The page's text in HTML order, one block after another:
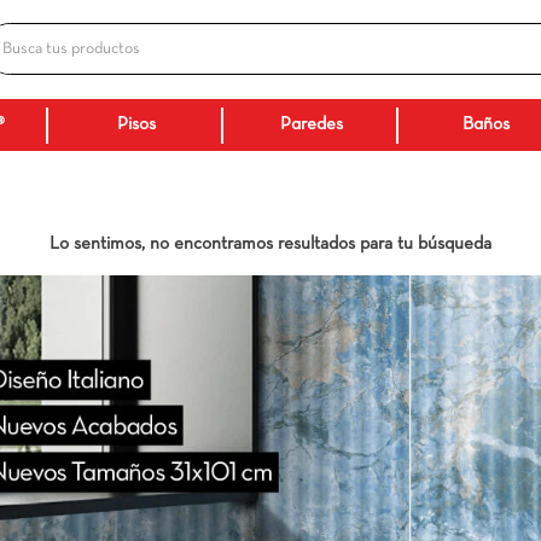
Pisos Paredes
Lo sentimos, no encontramos resultados